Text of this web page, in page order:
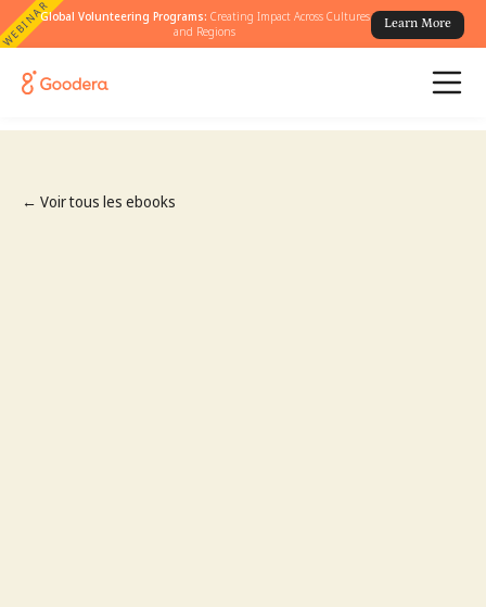
WEBINARGlobal Volunteering Programs: Creating Impact Across Cultures
and Regions
Learn More
← Voir tous les ebooks